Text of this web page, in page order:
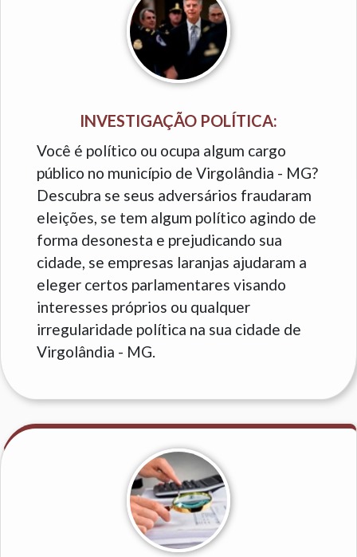
INVESTIGAÇÃO POLÍTICA:
Você é político ou ocupa algum cargo
público no município de Virgolândia - MG?
Descubra se seus adversários fraudaram
eleições, se tem algum político agindo de
forma desonesta e prejudicando sua
cidade, se empresas laranjas ajudaram a
eleger certos parlamentares visando
interesses próprios ou qualquer
irregularidade política na sua cidade de
Virgolândia - MG.